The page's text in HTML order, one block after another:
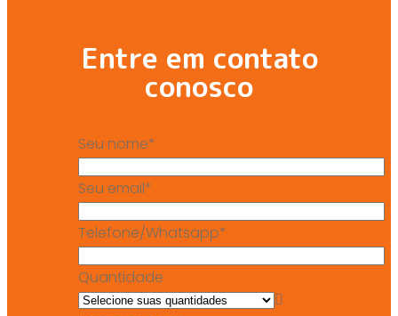
Entre em contato
conosco
Seu nome*
Seu email*
Telefone/Whatsapp*
Quantidade